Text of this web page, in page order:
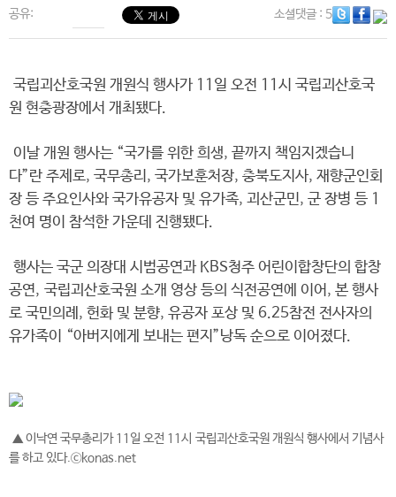
공유: 소셜댓글: 5
국립괴산호국원 개원식 행사가 11일 오전 11시 국립괴산호국
원 현충광장에서 개최됐다.
이날 개원 행사는 “국가를 위한 희생, 끝까지 책임지겠습니
다”란 주제로, 국무총리, 국가보훈처장, 충북도지사, 재향군인회
장 등 주요인사와 국가유공자 및 유가족, 괴산군민, 군 장병 등 1
천여 명이 참석한 가운데 진행됐다.
행사는 국군 의장대 시범공연과 KBS청주 어린이합창단의 합창
공연, 국립괴산호국원 소개 영상 등의 식전공연에 이어, 본 행사
로 국민의례, 헌화 및 분향, 유공자 포상 및 6.25참전 전사자의
유가족이 “아버지에게 보내는 편지”낭독 순으로 이어졌다.
▲ 이낙연 국무총리가 11일 오전 11시 국립괴산호국원 개원식 행사에서 기념사
를 하고 있다.ⓒkonas.net